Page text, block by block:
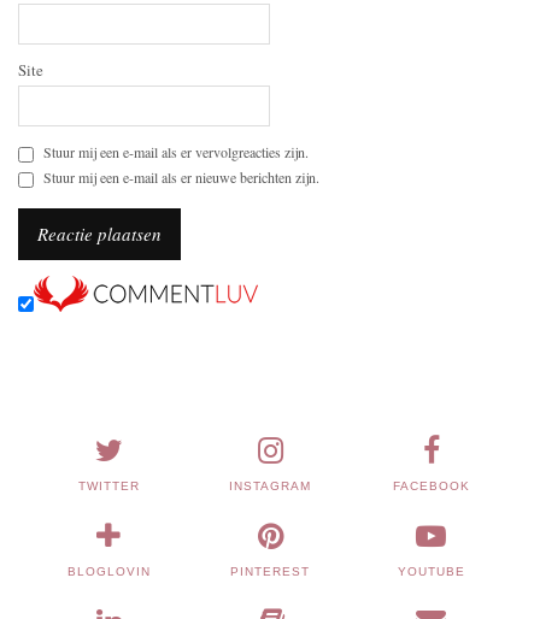
Site
Stuur mij een e-mail als er vervolgreacties zijn.
Stuur mij een e-mail als er nieuwe berichten zijn.
TWITTER INSTAGRAM FACEBOOK
BLOGLOVIN PINTEREST YOUTUBE